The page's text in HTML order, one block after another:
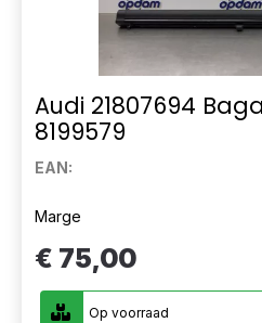
Audi 21807694
8199579
EAN:
Marge
€ 75,00
Op voorraad